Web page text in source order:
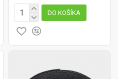
DO KOŠÍKA